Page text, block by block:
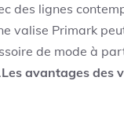
des lignes
valise Primark
de mode à
Les avantages des